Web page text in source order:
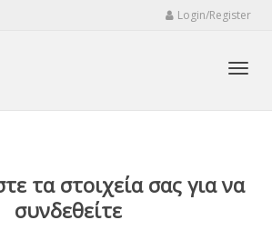
Login/Register
τα στοιχεία σας για να
συνδεθείτε